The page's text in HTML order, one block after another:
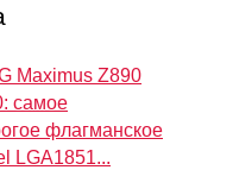
Maximus Z890
самое
флагманское
LGA1851...